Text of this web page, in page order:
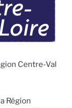
Centre-Val
Région